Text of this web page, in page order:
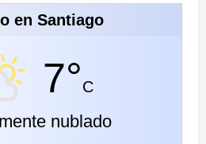
en Santiago
7°C
nublado